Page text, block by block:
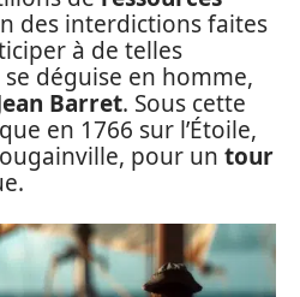
des interdictions faites
à de telles
déguise en homme,
Barret. Sous cette
en 1766 sur l’Étoile,
pour un tour